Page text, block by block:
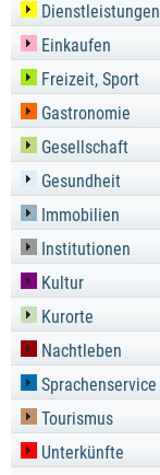
Dienstleistungen
Einkaufen
Freizeit, Sport
Gastronomie
Gesellschaft
Gesundheit
Immobilien
Institutionen
Kultur
Kurorte
Nachtleben
Sprachenservice
Tourismus
Unterkünfte